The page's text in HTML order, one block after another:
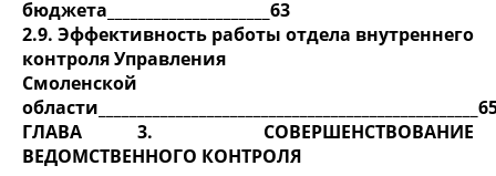
бюджета_____________________63
2.9. Эффективность работы отдела внутреннего
контроля Управления
Смоленской
ГЛАВА 3. СОВЕРШЕНСТВОВАНИЕ
ВЕДОМСТВЕННОГО КОНТРОЛЯ